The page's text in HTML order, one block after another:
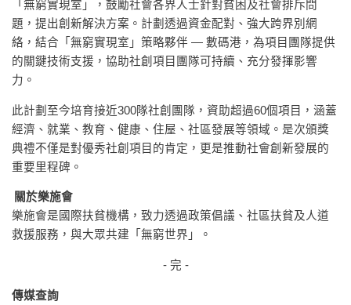
「無窮實現室」，鼓勵社會各界人士針對貧困及社會排斥問
題，提出創新解決方案。計劃透過資金配對、強大跨界別網
絡，結合「無窮實現室」策略夥伴 — 數碼港，為項目團隊提供
的關鍵技術支援，協助社創項目團隊可持續、充分發揮影響
力。
此計劃至今培育接近300隊社創團隊，資助超過60個項目，涵蓋
經濟、就業、教育、健康、住屋、社區發展等領域。是次頒獎
典禮不僅是對優秀社創項目的肯定，更是推動社會創新發展的
重要里程碑。
關於樂施會
樂施會是國際扶貧機構，致力透過政策倡議、社區扶貧及人道
救援服務，與大眾共建「無窮世界」。
- 完 -
傳媒查詢